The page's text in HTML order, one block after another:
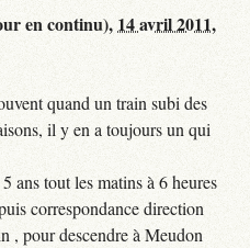
en continu), 14 avril 2011,
quand un train subi des
il y en a toujours un qui
ans tout les matins à 6 heures
correspondance direction
, pour descendre à Meudon